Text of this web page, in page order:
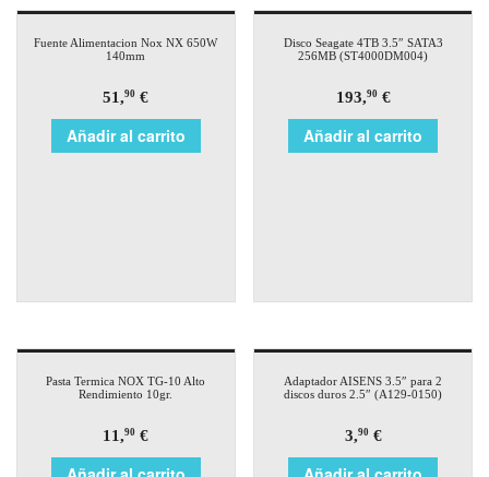
Fuente Alimentacion Nox NX 650W
140mm
51,90 €
Añadir al carrito
Disco Seagate 4TB 3.5″ SATA3
256MB (ST4000DM004)
193,90€
Añadir al carrito
Pasta Termica NOX TG-10 Alto
Rendimiento 10gr.
11,90 €
Adaptador AISENS 3.5″ para 2
discos duros 2.5″ (A129-0150)
3,90€